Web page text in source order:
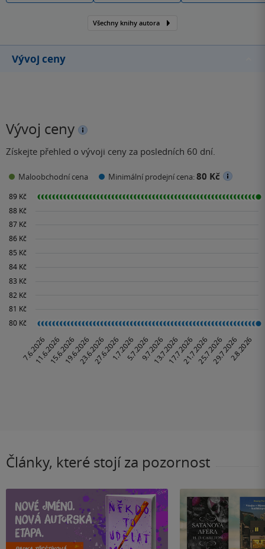
Všechny knihy autora
Vývoj ceny
Vývoj ceny
Získejte přehled o vývoji ceny za posledních 60 dní.
Maloobchodní cena Minimální prodejní cena:80 Kč
Články, které stojí za pozornost